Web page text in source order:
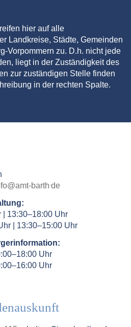
hier auf alle
Landkreise, Städte, Gemeinden
Vorpommern zu. D.h. nicht jede
liegt in der Zuständigkeit des
zur zuständigen Stelle finden
in der rechten Spalte.
@amt-barth.de
| 13:30–18:00 Uhr
| 13:30–15:00 Uhr
Uhr
Uhr